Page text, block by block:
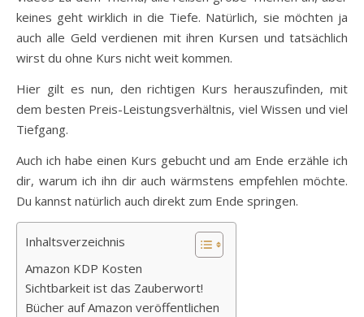
keines geht wirklich in die Tiefe. Natürlich, sie möchten ja
auch alle Geld verdienen mit ihren Kursen und tatsächlich
wirst du ohne Kurs nicht weit kommen.
Hier gilt es nun, den richtigen Kurs herauszufinden, mit
dem besten Preis-Leistungsverhältnis, viel Wissen und viel
Tiefgang.
Auch ich habe einen Kurs gebucht und am Ende erzähle ich
dir, warum ich ihn dir auch wärmstens empfehlen möchte.
Du kannst natürlich auch direkt zum Ende springen.
Inhaltsverzeichnis
Amazon KDP Kosten
Sichtbarkeit ist das Zauberwort!
Bücher auf Amazon veröffentlichen